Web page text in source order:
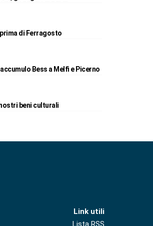
di Ferragosto
Bess a Melfi e Picerno
beni culturali
Link utili
Lista RSS